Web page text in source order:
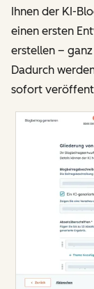
Ihnen der KI-
einen ersten
erstellen –
Dadurch
sofort